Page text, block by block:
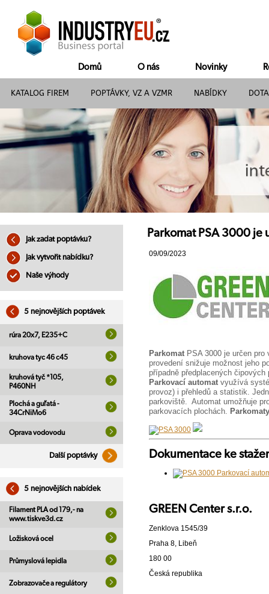
Domů O nás Novinky
KATALOG FIREM POPTÁVKY, VZ A VZMR NABÍDKY
Jak zadat poptávku?
Jak vytvořit nabídku?
Naše výhody
5 nejnovějších poptávek
rúra 20x7, E235+C
kruhova tyc 46 c45
kruhová tyč *105,
P460NH
Plochá a guľatá -
34CrNiMo6
Oprava vodovodu
Další poptávky
5 nejnovějších nabídek
Filament PLA od 179,- na
www.tiskve3d.cz
Ložisková ocel
Průmyslová lepidla
Zobrazovače a regulátory
Parkomat PSA 3000
09/09/2023
Parkomat PSA 3000 je určen
provedení snižuje možnost jeho
případně předplacených
Parkovací automat využívá
provoz) i přehledů a statistik.
parkoviště. Automat umožňuje
parkovacích plochách. Parkomaty
Dokumentace ke
GREEN Center s.r.o.
Zenklova 1545/39
Praha 8, Libeň
180 00
Česká republika